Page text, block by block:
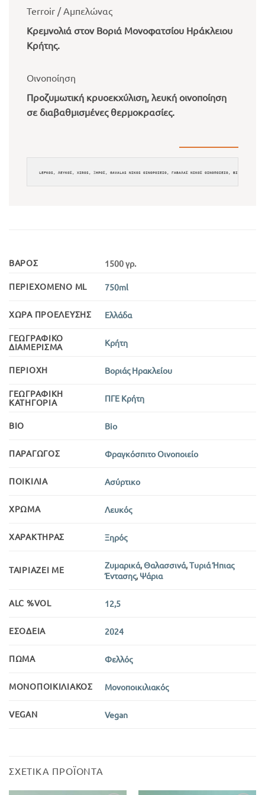
Terroir / Αμπελώνας
Κρεμνολιά στον Βοριά Μονοφατσίου Ηράκλειου
Κρήτης.
Οινοποίηση
Προζυμωτική κρυοεκχύλιση, λευκή οινοποίηση
σε διαβαθμισμένες θερμοκρασίες.
ΒΆΡΟΣ 1500 γρ.
ΠΕΡΙΕΧΌΜΕΝΟ ML 750ml
ΧΏΡΑ ΠΡΟΈΛΕΥΣΗΣ Ελλάδα
ΓΕΩΓΡΑΦΙΚΌ
ΔΙΑΜΈΡΙΣΜΑ
Κρήτη
ΠΕΡΙΟΧΉ Βοριάς Ηρακλείου
ΓΕΩΓΡΑΦΙΚΉ
ΚΑΤΗΓΟΡΊΑ
ΠΓΕ Κρήτη
BIO Bio
ΠΑΡΑΓΩΓΌΣ Φραγκόσπιτο Οινοποιείο
ΠΟΙΚΙΛΊΑ Ασύρτικο
ΧΡΏΜΑ Λευκός
ΧΑΡΑΚΤΉΡΑΣ Ξηρός
ΤΑΙΡΙΆΖΕΙ ΜΕ Ζυμαρικά,Θαλασσινά,Τυριά Ήπιας
Έντασης, Ψάρια
ALC %VOL 12,5
ΕΣΟΔΕΊΑ 2024
ΠΏΜΑ Φελλός
ΜΟΝΟΠΟΙΚΙΛΙΑΚΌΣ Μονοποικιλιακός
VEGAN Vegan
ΣΧΕΤΙΚΆ ΠΡΟΪΌΝΤΑ